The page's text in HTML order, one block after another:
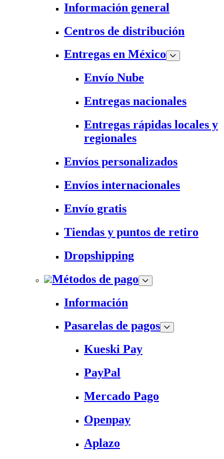
Información general
Centros de distribución
Entregas en México
Envío Nube
Entregas nacionales
Entregas rápidas locales y
regionales
Envíos personalizados
Envíos internacionales
Envío gratis
Tiendas y puntos de retiro
Dropshipping
Métodos de pago
Información
Pasarelas de pagos
Kueski Pay
PayPal
Mercado Pago
Openpay
Aplazo